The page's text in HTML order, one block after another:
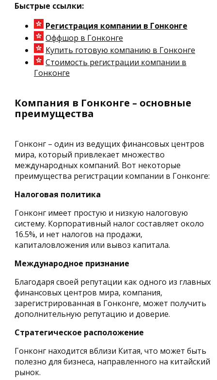
Быстрые ссылки:
Регистрация компании в Гонконге
Оффшор в Гонконге
Купить готовую компанию в Гонконге
Стоимость регистрации компании в
Гонконге
Компания в Гонконге – основные
преимущества
Гонконг – один из ведущих финансовых центров
мира, который привлекает множество
международных компаний. Вот некоторые
преимущества регистрации компании в Гонконге:
Налоговая политика
Гонконг имеет простую и низкую налоговую
систему. Корпоративный налог составляет около
16.5%, и нет налогов на продажи,
капиталовложения или вывоз капитала.
Международное признание
Благодаря своей репутации как одного из главных
финансовых центров мира, компания,
зарегистрированная в Гонконге, может получить
дополнительную репутацию и доверие.
Стратегическое расположение
Гонконг находится вблизи Китая, что может быть
полезно для бизнеса, направленного на китайский
рынок.